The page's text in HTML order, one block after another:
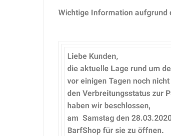
Wichtige Information aufgrund
Liebe Kunden,
die aktuelle Lage rund um
vor einigen Tagen noch
den Verbreitungsstatus zur
haben wir beschlossen,
am Samstag den
BarfShop für sie zu öffnen.